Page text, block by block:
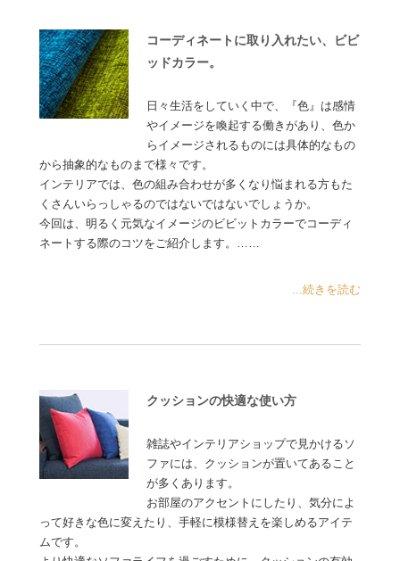
コーディネートに取り入れたい、ビビ
ッドカラー。
日々生活をしていく中で、『色』は感情
やイメージを喚起する働きがあり、色か
らイメージされるものには具体的なもの
から抽象的なものまで様々です。
インテリアでは、色の組み合わせが多くなり悩まれる方もた
くさんいらっしゃるのではないではないでしょうか。
今回は、明るく元気なイメージのビビットカラーでコーディ
ネートする際のコツをご紹介します。……
...続きを読む
クッションの快適な使い方
雑誌やインテリアショップで見かけるソ
ファには、クッションが置いてあること
が多くあります。
お部屋のアクセントにしたり、気分によ
って好きな色に変えたり、手軽に模様替えを楽しめるアイテ
ムです。